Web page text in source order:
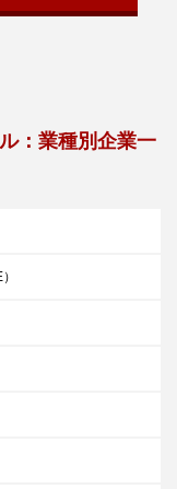
：業種別企業一